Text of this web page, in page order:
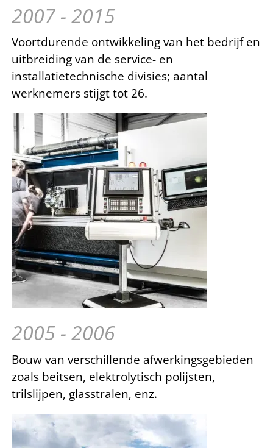
2007 - 2015
Voortdurende ontwikkeling van het bedrijf en
uitbreiding van de service- en
installatietechnische divisies; aantal
werknemers stijgt tot 26.
2005 - 2006
Bouw van verschillende afwerkingsgebieden
zoals beitsen, elektrolytisch polijsten,
trilslijpen, glasstralen, enz.